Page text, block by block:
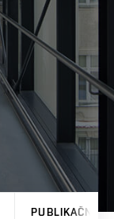
PUBLIKAČNÍ